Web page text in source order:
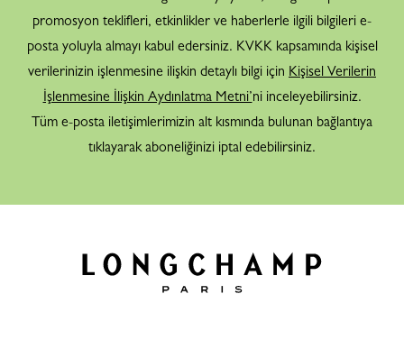
promosyon teklifleri, etkinlikler ve haberlerle ilgili bilgileri e-
posta yoluyla almayı kabul edersiniz. KVKK kapsamında kişisel
verilerinizin işlenmesine ilişkin detaylı bilgi için Kişisel Verilerin
İşlenmesine İlişkin Aydınlatma Metni’ni inceleyebilirsiniz.
Tüm e-posta iletişimlerimizin alt kısmında bulunan bağlantıya
tıklayarak aboneliğinizi iptal edebilirsiniz.